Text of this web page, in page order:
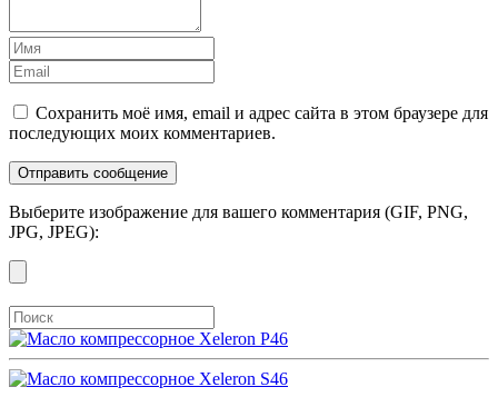
Сохранить моё имя, email и адрес сайта в этом браузере для
последующих моих комментариев.
Выберите изображение для вашего комментария (GIF, PNG,
JPG, JPEG):